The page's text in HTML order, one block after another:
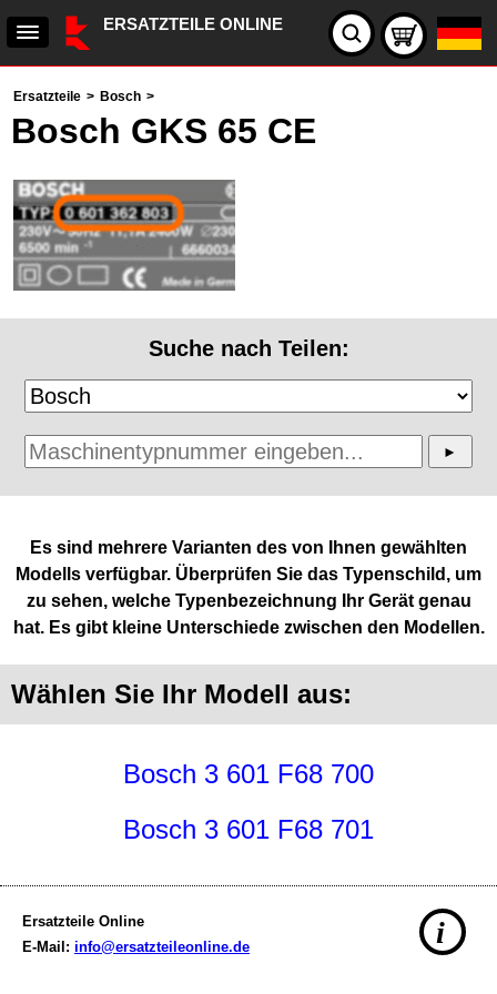
ERSATZTEILE ONLINE
Ersatzteile > Bosch >
Bosch GKS 65 CE
Suche nach Teilen:
Es sind mehrere Varianten des von Ihnen gewählten
Modells verfügbar. Überprüfen Sie das Typenschild, um
zu sehen, welche Typenbezeichnung Ihr Gerät genau
hat. Es gibt kleine Unterschiede zwischen den Modellen.
Wählen Sie Ihr Modell aus:
Bosch 3 601 F68 700
Bosch 3 601 F68 701
Ersatzteile Online
E-Mail: info@ersatzteileonline.de i